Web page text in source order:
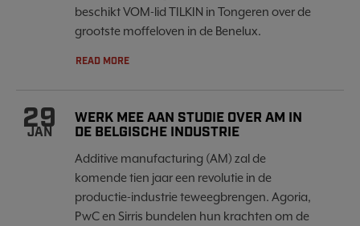
beschikt VOM-lid TILKIN in Tongeren over de
grootste moffeloven in de Benelux.
READ MORE
29
JAN
WERK MEE AAN STUDIE OVER AM IN
DE BELGISCHE INDUSTRIE
Additive manufacturing (AM) zal de
komende tien jaar een revolutie in de
productie-industrie teweegbrengen. Agoria,
PwC en Sirris bundelen hun krachten om de